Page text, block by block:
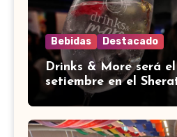
Bebidas Destacado
Drinks & More será
setiembre en el